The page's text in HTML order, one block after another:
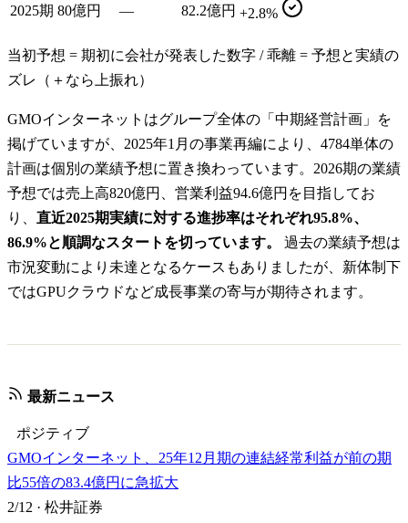
2025期 80億円 — 82.2億円 +2.8%
当初予想 = 期初に会社が発表した数字 / 乖離 = 予想と実績の
ズレ（＋なら上振れ）
GMOインターネットはグループ全体の「中期経営計画」を
掲げていますが、2025年1月の事業再編により、4784単体の
計画は個別の業績予想に置き換わっています。2026期の業績
予想では売上高820億円、営業利益94.6億円を目指してお
り、 直近2025期実績に対する進捗率はそれぞれ95.8%、
86.9%と順調なスタートを切っています。
過去の業績予想は
市況変動により未達となるケースもありましたが、新体制下
ではGPUクラウドなど成長事業の寄与が期待されます。
最新ニュース
ポジティブ
GMOインターネット、25年12月期の連結経常利益が前の期
比55倍の83.4億円に急拡大
2/12 · 松井証券